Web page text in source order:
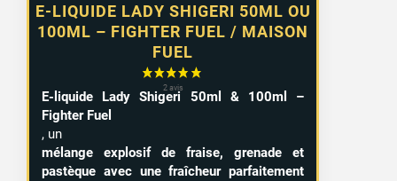
E-LIQUIDE LADY SHIGERI 50ML OU
100ML – FIGHTER FUEL / MAISON
FUEL
E-liquide Lady Shigeri 50ml & 100ml –
Fighter Fuel
, un
mélange explosif de fraise, grenade et
pastèque avec une fraîcheur parfaitement